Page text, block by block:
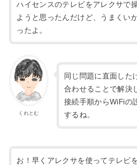
ハイセンスのテレビをアレクサで
ようと思ったんだけど、うまくい
ったよ。
くれとむ
同じ問題に直面した
合わせることで解決
接続手順からWiFiの
するね。
お！早くアレクサを使ってテレビ